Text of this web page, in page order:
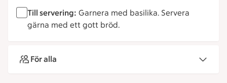
Till servering: Garnera med basilika. Servera
gärna med ett gott bröd.
För alla